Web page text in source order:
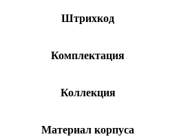
Штрихкод
Комплектация
Коллекция
Материал корпуса